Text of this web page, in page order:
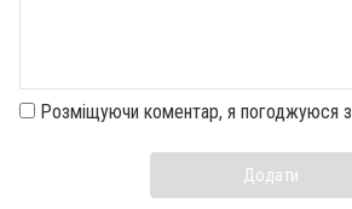
Розміщуючи коментар, я погоджуюся з
Додати